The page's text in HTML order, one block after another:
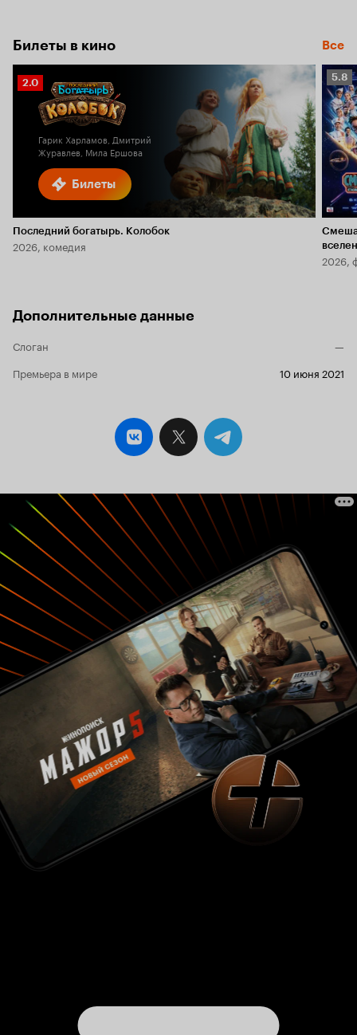
Билеты в кино Все
Билеты
Рейтинг
Кинопоиска
2.0
Гарик Харламов, Дмитрий
Журавлев, Мила Ершова
Последний богатырь. Колобок
2026, комедия
5.8
5.8
2026,
Дополнительные данные
Слоган
—
Премьера в мире
10 июня 2021